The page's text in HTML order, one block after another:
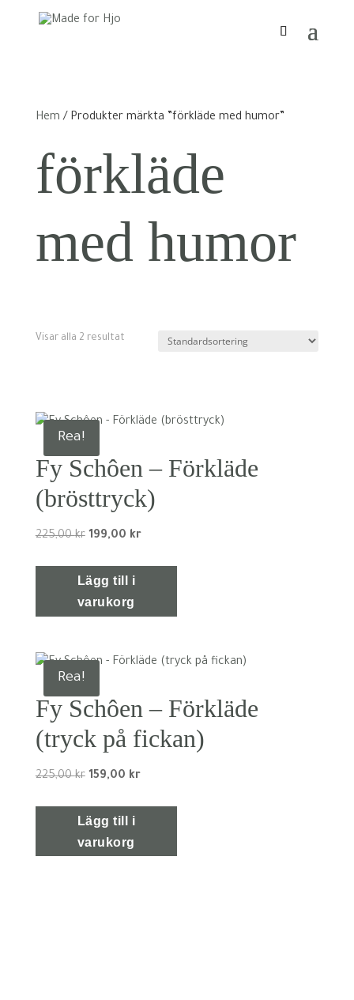
Hem / Produkter märkta ”förkläde med humor”
förkläde
med humor
Visar alla 2 resultat
Rea!
Fy Schôen – Förkläde
(brösttryck)
225,00kr Det
priset
var:
225,00 kr.
199,00 krDet
199,00 kr.
Lägg till i
varukorg
Rea!
Fy Schôen – Förkläde
(tryck på fickan)
225,00kr Det
priset
var:
159,00 krDet
Lägg till i
varukorg